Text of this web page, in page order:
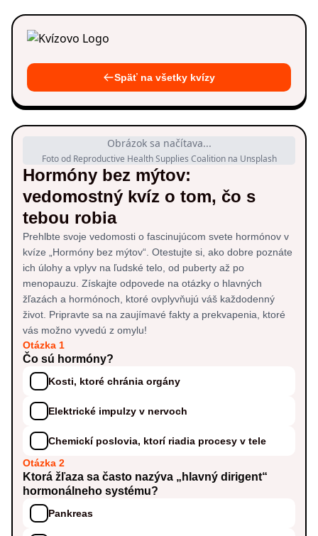
Späť na všetky kvízy
Obrázok sa načítava...
Foto od Reproductive Health Supplies Coalition na Unsplash
Hormóny bez mýtov:
vedomostný kvíz o tom, čo s
tebou robia
Prehlbte svoje vedomosti o fascinujúcom svete hormónov v
kvíze „Hormóny bez mýtov“. Otestujte si, ako dobre poznáte
ich úlohy a vplyv na ľudské telo, od puberty až po
menopauzu. Získajte odpovede na otázky o hlavných
žľazách a hormónoch, ktoré ovplyvňujú váš každodenný
život. Pripravte sa na zaujímavé fakty a prekvapenia, ktoré
vás možno vyvedú z omylu!
Otázka 1
Čo sú hormóny?
Kosti, ktoré chránia orgány
Elektrické impulzy v nervoch
Chemickí poslovia, ktorí riadia procesy v tele
Otázka 2
Ktorá žľaza sa často nazýva „hlavný dirigent“
hormonálneho systému?
Pankreas